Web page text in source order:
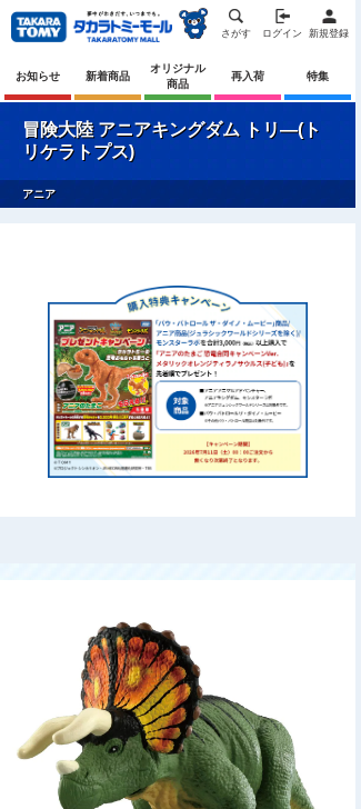
さがす ログイン 新規登録
お知らせ 新着商品
オリジナル
商品
再入荷 特集
冒険大陸 アニアキングダム トリ―(ト
リケラトプス)
アニア